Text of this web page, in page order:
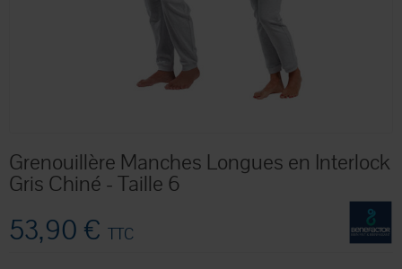
Grenouillère Manches Longues en Interlock
Gris Chiné - Taille 6
53,90 € TTC